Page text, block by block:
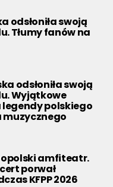
odsłoniła swoją
Tłumy fanów na
odsłoniła swoją
Wyjątkowe
polskiego
opolski amfiteatr.
porwał
KFPP 2026